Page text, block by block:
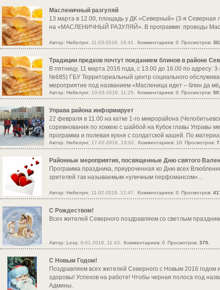
Масленичный разгуляй
13 марта в 12.00, площадь у ДК «Северный» (3-я Северная
на «МАСЛЕНИЧНЫЙ РАЗУЛЯЙ». В программе: проводы
Автор: Нибелунг, 11-03-2016, 19:41. Комментариев: 0 Просмотров:
Традиции предков почтут поеданием блинов в районе
В пятницу, 11 марта 2016 года, с 13.00 до 16.00 по
№685) ГБУ Территориальный центр социального
мероприятие под названием «Масленица идет – блин да
Автор: Нибелунг, 10-03-2016, 11:25. Комментариев: 0 Просмотров:
Управа района информирует
22 февраля в 11.00 на катке 1-го микрорайона
соревнования по хоккею с шайбой на Кубок главы Управы
программа и полевая кухня с солдатской кашей. По
Автор: Нибелунг, 17-02-2016, 13:02. Комментариев: 10 Просмотров:
Районные мероприятия, посвященные Дню святого
Программа праздника, приуроченная ко Дню всех
зрителей так называемым «уличным перфомансом»...
Автор: Нибелунг, 11-02-2016, 12:47. Комментариев: 0 Просмотров:
С Рождеством!
Всех жителей Северного поздравляем со светлым
Автор: Lexa , 6-01-2016, 11:43. Комментариев: 0 Просмотров: 375
С Новым Годом!
Поздравляем всех жителей Северного с Новым 2016 годом
здоровы! Успехов на работе! Чтобы черная полоса под
Админы.